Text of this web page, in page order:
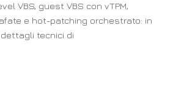
VBS, guest VBS con vTPM,
e hot-patching orchestrato: in
tecnici di